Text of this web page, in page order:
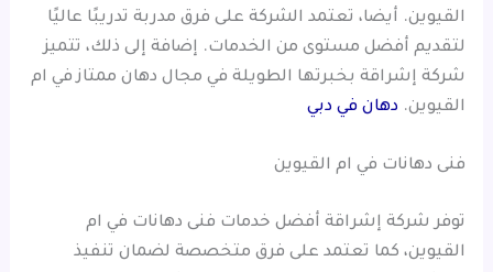
القيوين. أيضا، تعتمد الشركة على فرق مدربة تدريبًا عاليًا
لتقديم أفضل مستوى من الخدمات. إضافة إلى ذلك، تتميز
شركة إشراقة بخبرتها الطويلة في مجال دهان ممتاز في ام
القيوين. دهان في دبي
فنى دهانات في ام القيوين
توفر شركة إشراقة أفضل خدمات فنى دهانات في ام
القيوين، كما تعتمد على فرق متخصصة لضمان تنفيذ